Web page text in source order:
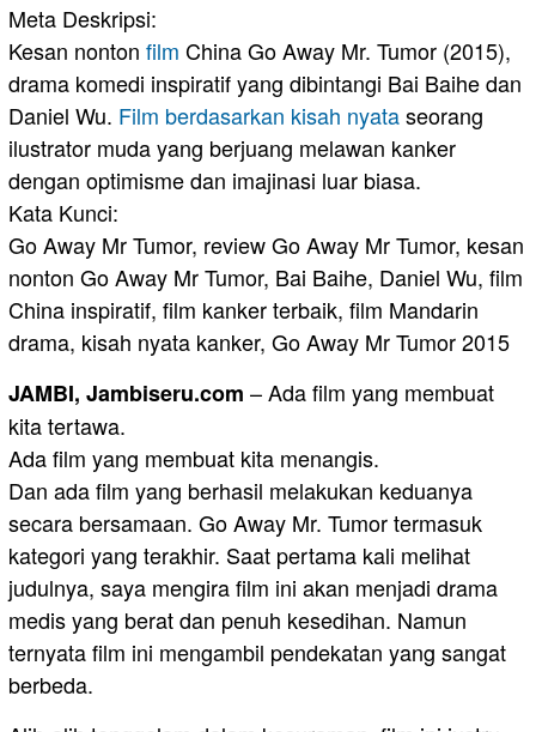
Meta Deskripsi:
Kesan nonton film China Go Away Mr. Tumor (2015),
drama komedi inspiratif yang dibintangi Bai Baihe dan
Daniel Wu. Film berdasarkan kisah nyataseorang
ilustrator muda yang berjuang melawan kanker
dengan optimisme dan imajinasi luar biasa.
Kata Kunci:
Go Away Mr Tumor, review Go Away Mr Tumor, kesan
nonton Go Away Mr Tumor, Bai Baihe, Daniel Wu, film
China inspiratif, film kanker terbaik, film Mandarin
drama, kisah nyata kanker, Go Away Mr Tumor 2015
JAMBI, Jambiseru.com – Ada film yang membuat
kita tertawa.
Ada film yang membuat kita menangis.
Dan ada film yang berhasil melakukan keduanya
secara bersamaan. Go Away Mr. Tumor termasuk
kategori yang terakhir. Saat pertama kali melihat
judulnya, saya mengira film ini akan menjadi drama
medis yang berat dan penuh kesedihan. Namun
ternyata film ini mengambil pendekatan yang sangat
berbeda.